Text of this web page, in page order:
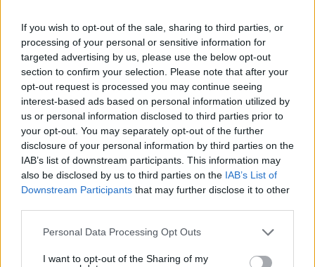
If you wish to opt-out of the sale, sharing to third parties, or
processing of your personal or sensitive information for
targeted advertising by us, please use the below opt-out
section to confirm your selection. Please note that after your
opt-out request is processed you may continue seeing
interest-based ads based on personal information utilized by
us or personal information disclosed to third parties prior to
your opt-out. You may separately opt-out of the further
disclosure of your personal information by third parties on the
IAB’s list of downstream participants. This information may
also be disclosed by us to third parties on the IAB’s List of
Downstream Participants that may further disclose it to other
Please note that this website/app uses one or more Google
not limited to your visit or usage behaviour. You may click to
Personal Data Processing Opt Outs
I want to opt-out of the Sharing of my